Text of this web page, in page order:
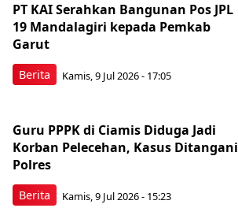
Berita
PT KAI Serahkan Bangunan Pos JPL
19 Mandalagiri kepada Pemkab
Garut
Kamis, 9 Jul 2026 - 17:05
Berita
Guru PPPK di Ciamis Diduga Jadi
Korban Pelecehan, Kasus Ditangani
Polres
Kamis, 9 Jul 2026 - 15:23